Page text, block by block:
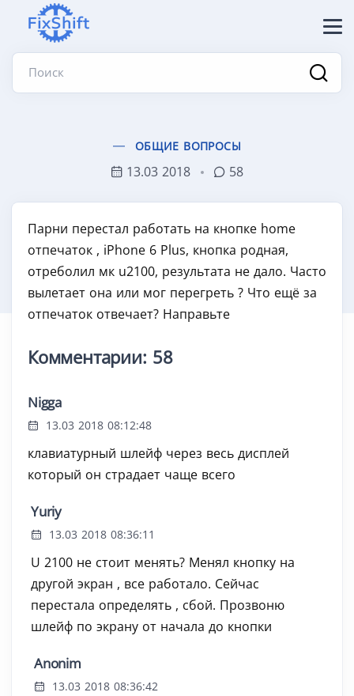
Поиск
ОБЩИЕ ВОПРОСЫ
13.03 2018 58
Парни перестал работать на кнопке home
отпечаток , iPhone 6 Plus, кнопка родная,
отреболил мк u2100, результата не дало. Часто
вылетает она или мог перегреть ? Что ещё за
отпечаток отвечает? Направьте
Комментарии: 58
Nigga
13.03 2018 08:12:48
клавиатурный шлейф через весь дисплей
который он страдает чаще всего
Yuriy
13.03 2018 08:36:11
U 2100 не стоит менять? Менял кнопку на
другой экран , все работало. Сейчас
перестала определять , сбой. Прозвоню
шлейф по экрану от начала до кнопки
Anonim
13.03 2018 08:36:42